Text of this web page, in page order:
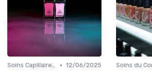
Soins Capillaires Bio • 12/06/2025